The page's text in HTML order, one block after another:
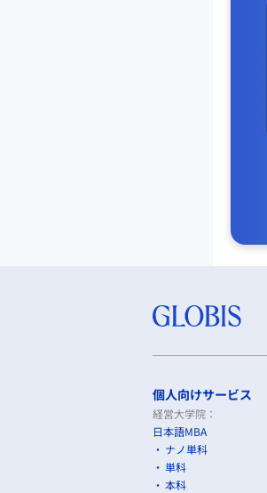
個人向けサービス
経営大学院：
日本語MBA
ナノ単科
単科
本科